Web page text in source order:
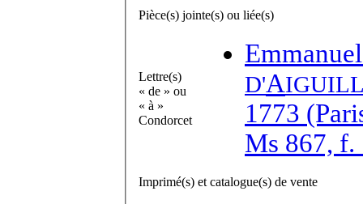
Pièce(s) jointe(s) ou liée(s)
Lettre(s)
« de » ou
« à »
Condorcet
D'A
1773
Ms 867, f.
Imprimé(s) et catalogue(s) de vente